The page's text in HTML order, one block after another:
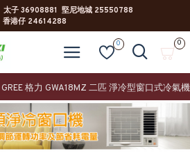
子 36908881 堅尼地城 25550788
香港仔 24614288
0 0
GREE 格力 GWA18MZ 二匹 淨冷型窗口式冷氣機